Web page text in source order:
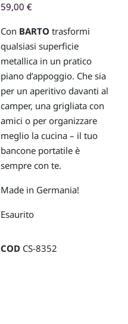
59,00 €
Con BARTO trasformi
qualsiasi superficie
metallica in un pratico
piano d’appoggio. Che sia
per un aperitivo davanti al
camper, una grigliata con
amici o per organizzare
meglio la cucina – il tuo
bancone portatile è
sempre con te.
Made in Germania!
Esaurito
COD CS-8352